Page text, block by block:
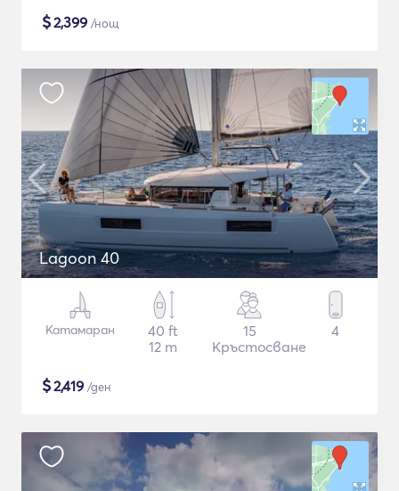
$2,399 /нощ
Lagoon 40
Катамаран
40 ft
12 m
15
Кръстосване
4
$2,419 /ден